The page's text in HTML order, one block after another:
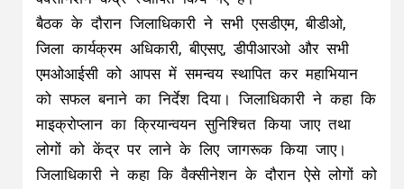
बैठक के दौरान जिलाधिकारी ने सभी एसडीएम, बीडीओ,
जिला कार्यक्रम अधिकारी, बीएसए, डीपीआरओ और सभी
एमओआईसी को आपस में समन्वय स्थापित कर महाभियान
को सफल बनाने का निर्देश दिया। जिलाधिकारी ने कहा कि
माइक्रोप्लान का क्रियान्वयन सुनिश्चित किया जाए तथा
लोगों को केंद्र पर लाने के लिए जागरूक किया जाए।
जिलाधिकारी ने कहा कि वैक्सीनेशन के दौरान ऐसे लोगों को